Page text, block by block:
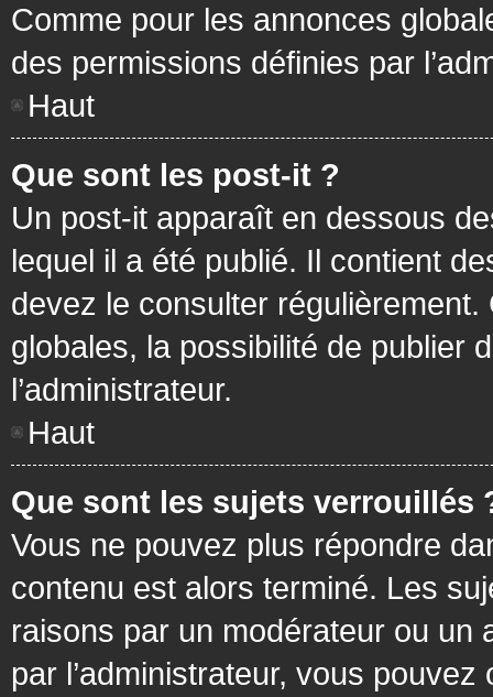
Comme pour les annonces
des permissions définies par
Haut
Que sont les post-it ?
Un post-it apparaît en dessous
lequel il a été publié. Il contient
devez le consulter
globales, la possibilité de publier
l’administrateur.
Haut
Que sont les sujets verrouillés
Vous ne pouvez plus répondre
contenu est alors terminé. Les
raisons par un modérateur ou un
par l’administrateur, vous